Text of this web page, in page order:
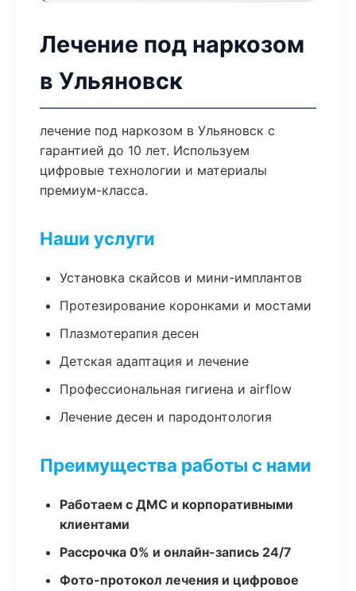
Лечение под наркозом
в Ульяновск
лечение под наркозом в Ульяновск с
гарантией до 10 лет. Используем
цифровые технологии и материалы
премиум-класса.
Наши услуги
Установка скайсов и мини-имплантов
Протезирование коронками и мостами
Плазмотерапия десен
Детская адаптация и лечение
Профессиональная гигиена и airflow
Лечение десен и пародонтология
Преимущества работы с нами
Работаем с ДМС и корпоративными
клиентами
Рассрочка 0% и онлайн-запись 24/7
Фото-протокол лечения и цифровое